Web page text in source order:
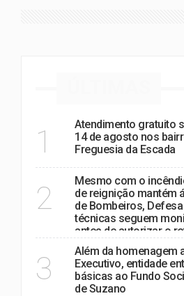
1
Atendimento gratuito
14 de agosto nos
Freguesia da Escada
2
Mesmo com o
de reignição mantém
de Bombeiros,
técnicas seguem
antes de autorizar o
3
Além da homenagem
Executivo, entidade
básicas ao Fundo
de Suzano